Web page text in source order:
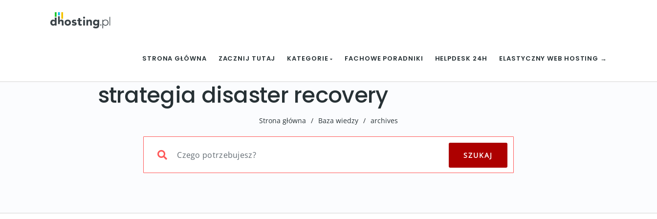
STRONA GŁÓWNA ZACZNIJ TUTAJ KATEGORIE FACHOWE PORADNIKI HELPDESK 24H ELASTYCZNY WEB HOSTING →
strategia disaster recovery
Strona główna / Baza wiedzy / archives